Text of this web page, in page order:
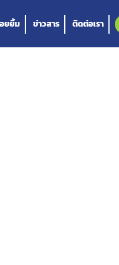
ยยิ้ม ข่าวสาร ติดต่อเรา